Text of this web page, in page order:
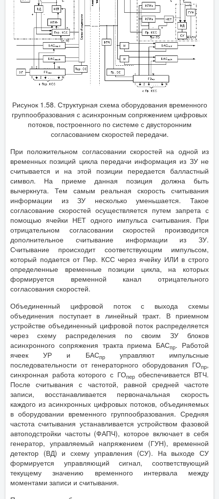
Рисунок 1.58. Структурная схема оборудования временного
группообразования с асинхронным сопряжением цифровых
потоков, построенного по системе с двусторонним
согласованием скоростей передачи.
При положительном согласовании скоростей на одной из
временных позиций цикла передачи информация из ЗУ не
считывается и на этой позиции передается балластный
символ. На приеме данная позиция должна быть
вычеркнута. Тем самым реальная скорость считывания
информации из ЗУ несколько уменьшается. Такое
согласование скоростей осуществляется путем запрета с
помощью ячейки НЕТ одного импульса считывания. При
отрицательном согласовании скоростей производится
дополнительное считывание информации из ЗУ.
Считывание происходит соответствующим импульсом,
который подается от Пер. КСС через ячейку ИЛИ в строго
определенные временные позиции цикла, на которых
формируется временной канал отрицательного
согласования скоростей.
Объединенный цифровой поток с выхода схемы
объединения поступает в линейный тракт. В приемном
устройстве объединенный цифровой поток распределяется
через схему распределения по своим ЗУ блоков
асинхронного сопряжения тракта приема БАСпр. Работой
ячеек УР и БАСпруправляют импульсные
последовательности от генераторного оборудования ГОпр,
синхронная работа которого с ГОперобеспечивается ВТЧ.
После считывания с частотой, равной средней частоте
записи, восстанавливается первоначальная скорость
каждого из асинхронных цифровых потоков, объединяемых
в оборудовании временного группообразования. Средняя
частота считывания устанавливается устройством фазовой
автоподстройки частоты (ФАПЧ), которое включает в себя
генератор, управляемый напряжением (ГУН), временной
детектор (ВД) и схему управления (СУ). На выходе СУ
формируется управляющий сигнал, соответствующий
текущему значению временного интервала между
моментами записи и считывания.